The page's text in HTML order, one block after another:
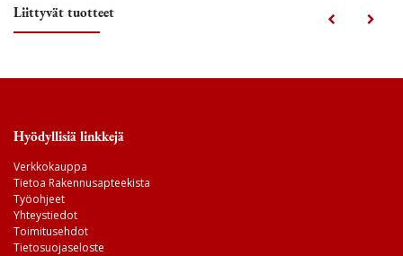
Liittyvät tuotteet
Hyödyllisiä linkkejä
Verkkokauppa
Tietoa Rakennusapteekista
Työohjeet
Yhteystiedot
Toimitusehdot
Tietosuojaseloste